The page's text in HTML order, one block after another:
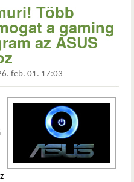
Több
a gaming
az ASUS
feb. 01. 17:03